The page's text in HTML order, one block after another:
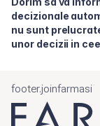
decizionale
nu sunt
unor decizii in
footer.joinfarmasi